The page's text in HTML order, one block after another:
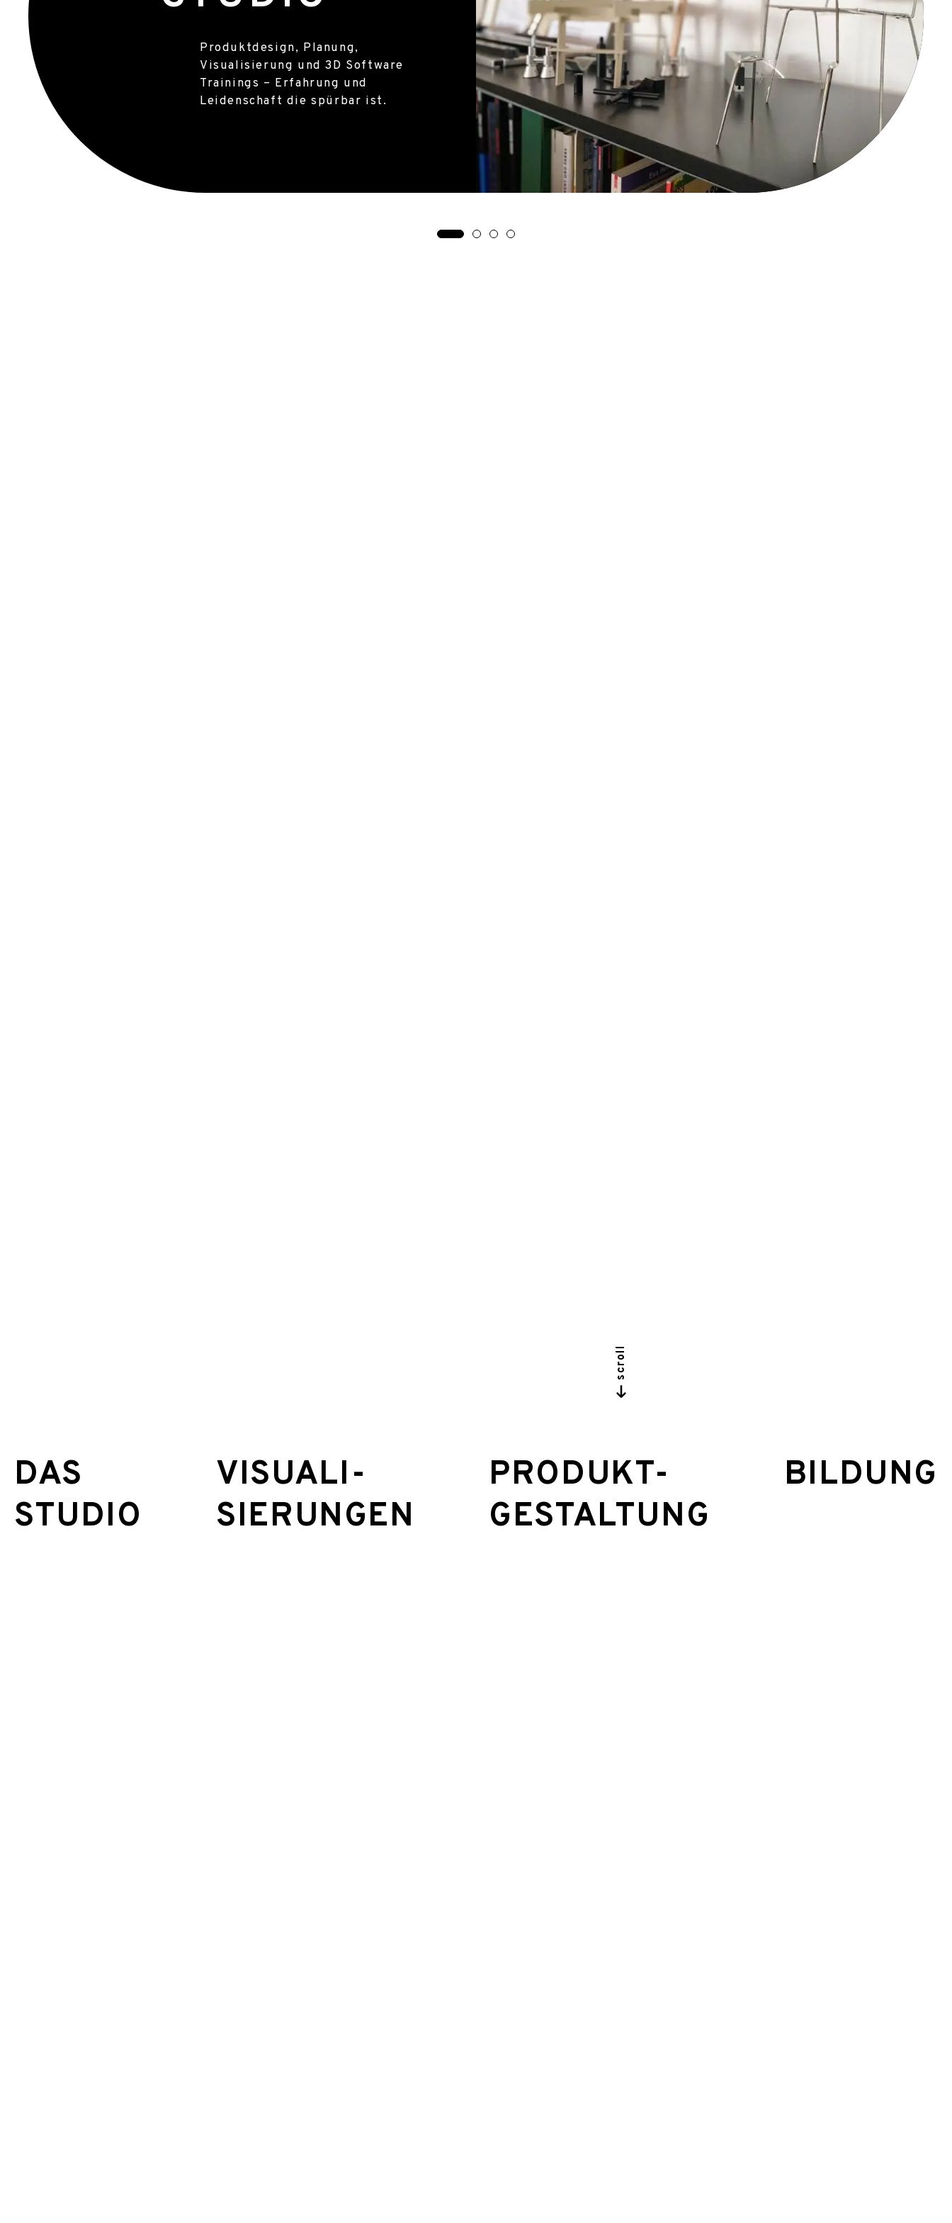
Produktdesign, Planung,
Visualisierung und 3D Software
Trainings – Erfahrung und
Leidenschaft die spürbar ist.
Mit unserem Know-how aus
Einrichtungsplanung, Farbdesign,
Produkt- und Materialkenntnissen
sowie dem richtigen Gespür für
Zielgruppen erstellen wir ganzheitliche
Bilderwelten.
Wir gestalten pragmatisch mit der
perfekten Kombination aus
Ästhetik, Funktionalität, Ökologie
und Ökonomie. Für Industrie,
Handel und Private.
Unser Wissen geben wir weiter: 3D-
Software Schulungen & Trainings für
Sketchup, Vray, Enscape und Pcon
Planner.
scroll
DAS
STUDIO
VISUALI-
SIERUNGEN
PRODUKT-
GESTALTUNG
BILDUNG